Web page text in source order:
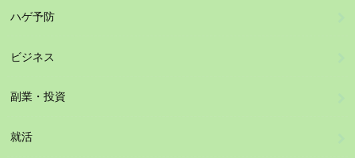
ハゲ予防
ビジネス
副業・投資
就活